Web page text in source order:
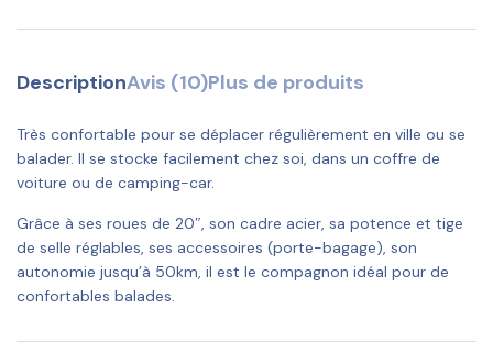
DescriptionAvis (10)Plus de produits
Très confortable pour se déplacer régulièrement en ville ou se
balader. Il se stocke facilement chez soi, dans un coffre de
voiture ou de camping-car.
Grâce à ses roues de 20″, son cadre acier, sa potence et tige
de selle réglables, ses accessoires (porte-bagage), son
autonomie jusqu’à 50km, il est le compagnon idéal pour de
confortables balades.